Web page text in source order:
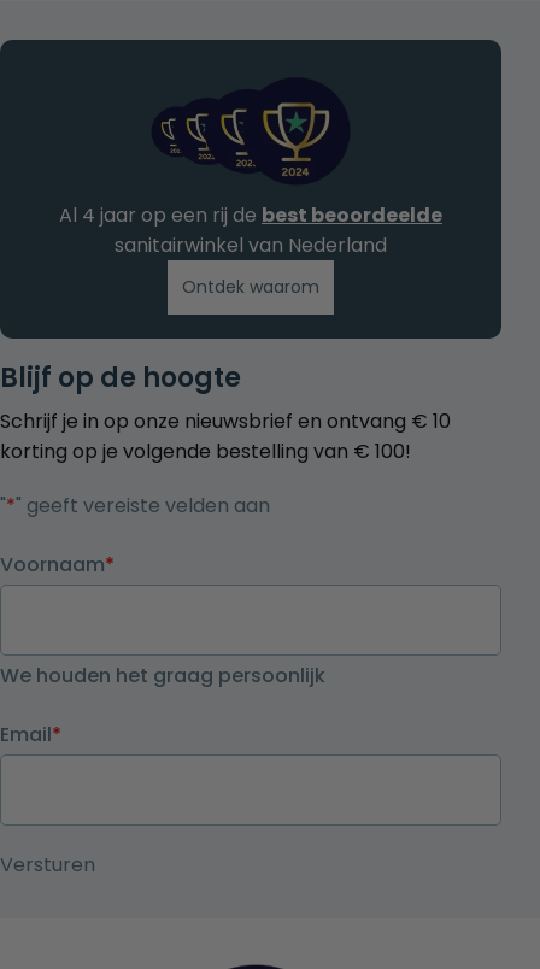
Blijf op de hoogte
Schrijf je in op onze nieuwsbrief en ontvang € 10
korting op je volgende bestelling van € 100!
"*" geeft vereiste velden aan
Voornaam*
We houden het graag persoonlijk
Email*
Al 4 jaar op een rij de best beoordeelde
sanitairwinkel van Nederland
Ontdek waarom